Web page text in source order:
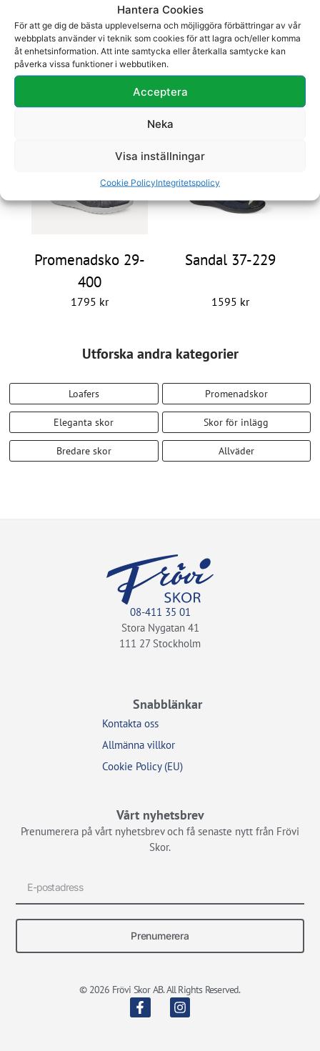
Hantera Cookies
För att ge dig de bästa upplevelserna och möjliggöra förbättringar av vår
webbplats använder vi teknik som cookies för att lagra och/eller komma
åt enhetsinformation. Att inte samtycka eller återkalla samtycke kan
påverka vissa funktioner i webbutiken.
Acceptera
Neka
Visa inställningar
Cookie PolicyIntegritetspolicy
Promenadsko 29-
700
Sandal 29-609
Sandal 37-229
1595 kr
Promenadsko 29-
400
1795 kr
Utforska andra kategorier
Loafers Promenadskor
Eleganta skor Skor för inlägg
Bredare skor Allväder
08-411 35 01
Stora Nygatan 41
111 27 Stockholm
Snabblänkar
Kontakta oss
Allmänna villkor
Cookie Policy (EU)
Vårt nyhetsbrev
Prenumerera på vårt nyhetsbrev och få senaste nytt från Frövi
Skor.
Prenumerera
© 2026 Frövi Skor AB. All Rights Reserved.